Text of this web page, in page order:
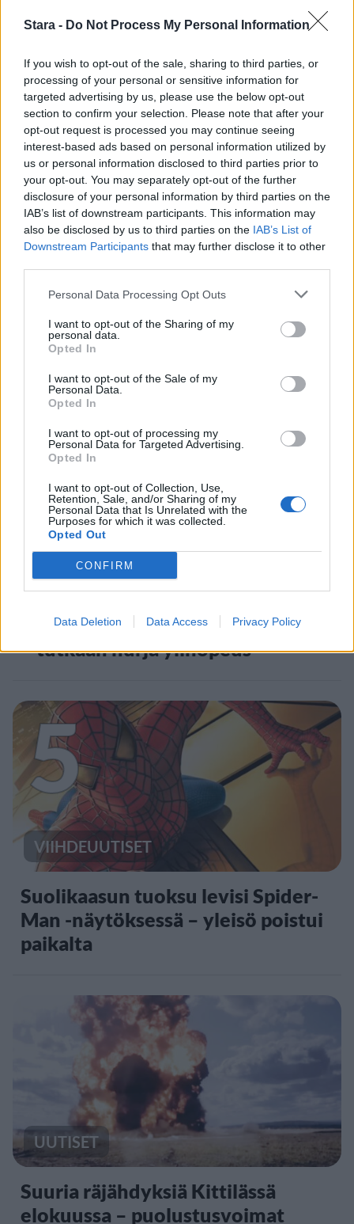
Stara - Do Not Process My Personal Information
If you wish to opt-out of the sale, sharing to third parties, or
processing of your personal or sensitive information for
targeted advertising by us, please use the below opt-out
section to confirm your selection. Please note that after your
opt-out request is processed you may continue seeing
interest-based ads based on personal information utilized by
us or personal information disclosed to third parties prior to
your opt-out. You may separately opt-out of the further
disclosure of your personal information by third parties on the
IAB’s list of downstream participants. This information may
also be disclosed by us to third parties on the IAB’s List of
Downstream Participants that may further disclose it to other
Personal Data Processing Opt Outs
I want to opt-out of the Sharing of my
personal data.
Opted In
I want to opt-out of the Sale of my
Personal Data.
Opted In
I want to opt-out of processing my
Personal Data for Targeted Advertising.
Opted In
I want to opt-out of Collection, Use,
Retention, Sale, and/or Sharing of my
Personal Data that Is Unrelated with the
Purposes for which it was collected.
Opted Out
CONFIRM
Data Deletion Data Access Privacy Policy
UUTISET
F/A-18 Hornet jyrähtää ylilennolle
Jyväskylässä – katuja suljetaan
3
UUTISET
Kela voi leikata tukia
ulkomaanmatkan vuoksi
4
UUTISET
Moottoripyöräilijä pakeni poliisia
– tutkaan hurja ylinopeus
5
VIIHDEUUTISET
Suolikaasun tuoksu levisi Spider-
Man -näytöksessä – yleisö poistui
paikalta
UUTISET
Suuria räjähdyksiä Kittilässä
elokuussa – puolustusvoimat